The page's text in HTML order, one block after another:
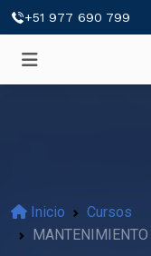
+51 977 690 799
Inicio
Cursos
MANTENIMIENTO